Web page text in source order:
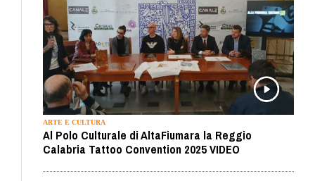
ARTE E CULTURA
Al Polo Culturale di AltaFiumara la Reggio
Calabria Tattoo Convention 2025 VIDEO